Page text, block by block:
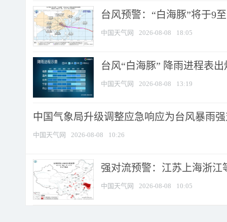
台风预警：“白海豚”将于9
中国天气网 2026-08-08 18:05
台风“白海豚” 降雨进程表
中国天气网 2026-08-08 13:19
中国气象局升级调整应急响应为台风暴雨
中国天气网 2026-08-08 10:26
强对流预警：江苏上海浙江
中国天气网 2026-08-08 10:05